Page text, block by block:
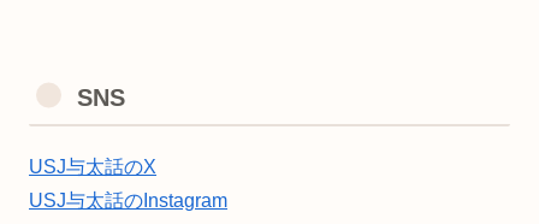
SNS
USJ与太話のX
USJ与太話のInstagram